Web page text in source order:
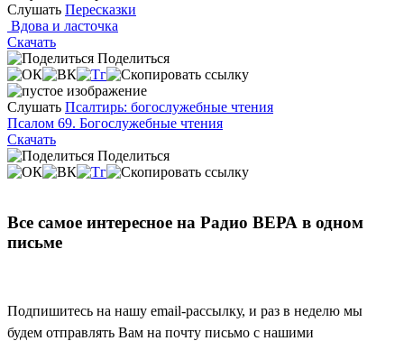
Слушать Пересказки
Вдова и ласточка
Скачать
Поделиться
Слушать Псалтирь: богослужебные чтения
Псалом 69. Богослужебные чтения
Скачать
Поделиться
Все самое интересное на Радио ВЕРА в одном
письме
Подпишитесь на нашу email-рассылку, и раз в неделю мы
будем отправлять Вам на почту письмо с нашими